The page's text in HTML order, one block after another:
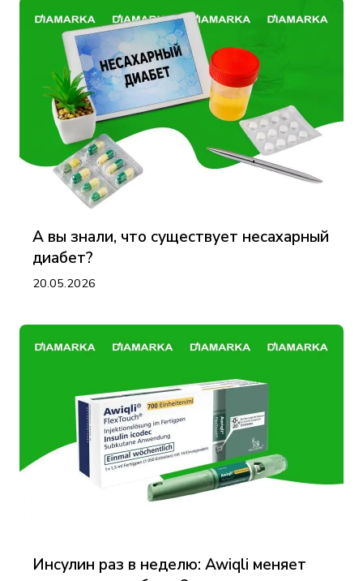
А вы знали, что существует несахарный
диабет?
20.05.2026
Инсулин раз в неделю: Awiqli меняет